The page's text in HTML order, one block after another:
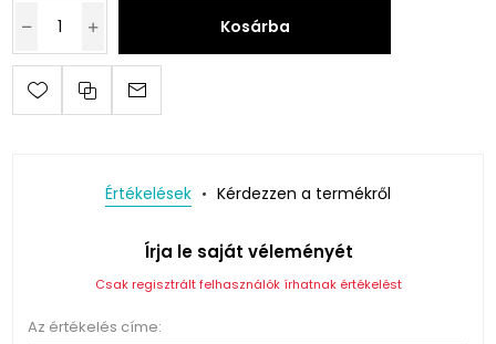
Kosárba
Értékelések Kérdezzen a termékről
Írja le saját véleményét
Csak regisztrált felhasználók írhatnak értékelést
Az értékelés címe: